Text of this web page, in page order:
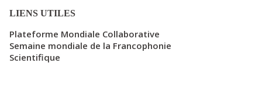
LIENS UTILES
Plateforme Mondiale Collaborative
Semaine mondiale de la Francophonie
Scientifique